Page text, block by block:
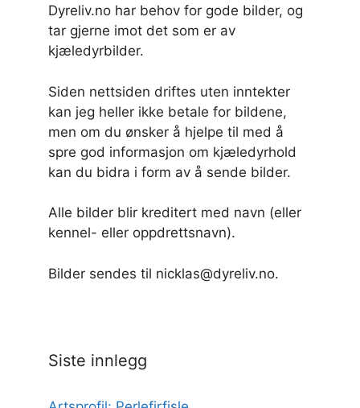
Dyreliv.no har behov for gode bilder, og
tar gjerne imot det som er av
kjæledyrbilder.
Siden nettsiden driftes uten inntekter
kan jeg heller ikke betale for bildene,
men om du ønsker å hjelpe til med å
spre god informasjon om kjæledyrhold
kan du bidra i form av å sende bilder.
Alle bilder blir kreditert med navn (eller
kennel- eller oppdrettsnavn).
Bilder sendes til nicklas@dyreliv.no.
Siste innlegg